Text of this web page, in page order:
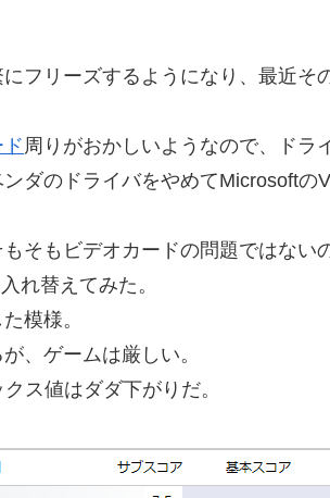
フリーズするようになり、最近そ
周りがおかしいようなので、ドラ
ダのドライバをやめてMicrosoftの
そもビデオカードの問題ではない
れ替えてみた。
模様。
、ゲームは厳しい。
ス値はダダ下がりだ。